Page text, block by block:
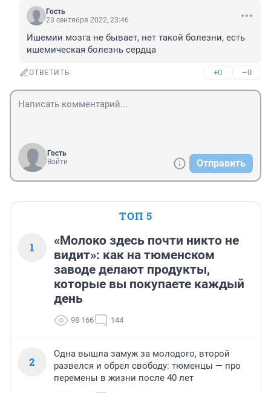
Гость
23 сентября 2022, 23:46
Ишемии мозга не бывает, нет такой болезни, есть
ишемическая болезнь сердца
ОТВЕТИТЬ +0 –0
Гость
Войти
Отправить
ТОП 5
1
«Молоко здесь почти никто не
видит»: как на тюменском
заводе делают продукты,
которые вы покупаете каждый
день
98 166 144
2
Одна вышла замуж за молодого, второй
развелся и обрел свободу: тюменцы — про
перемены в жизни после 40 лет